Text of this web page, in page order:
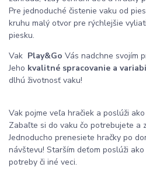
Pre jednoduché čistenie vaku od
kruhu malý otvor pre rýchlejšie
piesku.
Vak Play&Go Vás nadchne svojím
Jeho kvalitné spracovanie a
dlhú životnosť vaku!
Vak pojme veľa hračiek a poslúži ako
Zabaľte si do vaku čo potrebujete a
Jednoducho prenesiete hračky po
návštevu! Starším deťom poslúži
potreby či iné veci.